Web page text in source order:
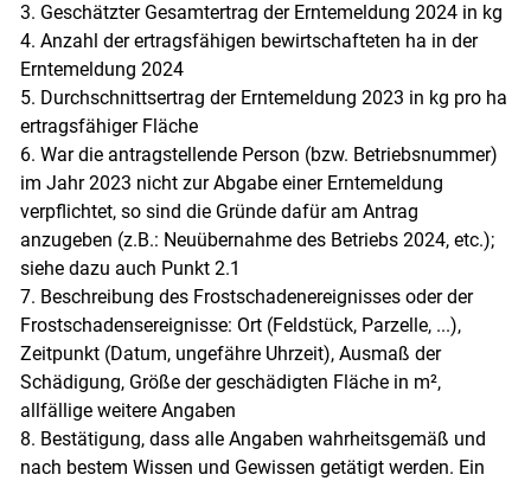
3. Geschätzter Gesamtertrag der Erntemeldung 2024 in kg
4. Anzahl der ertragsfähigen bewirtschafteten ha in der
Erntemeldung 2024
5. Durchschnittsertrag der Erntemeldung 2023 in kg pro ha
ertragsfähiger Fläche
6. War die antragstellende Person (bzw. Betriebsnummer)
im Jahr 2023 nicht zur Abgabe einer Erntemeldung
verpflichtet, so sind die Gründe dafür am Antrag
anzugeben (z.B.: Neuübernahme des Betriebs 2024, etc.);
siehe dazu auch Punkt 2.1
7. Beschreibung des Frostschadenereignisses oder der
Frostschadensereignisse: Ort (Feldstück, Parzelle, ...),
Zeitpunkt (Datum, ungefähre Uhrzeit), Ausmaß der
Schädigung, Größe der geschädigten Fläche in m²,
allfällige weitere Angaben
8. Bestätigung, dass alle Angaben wahrheitsgemäß und
nach bestem Wissen und Gewissen getätigt werden. Ein